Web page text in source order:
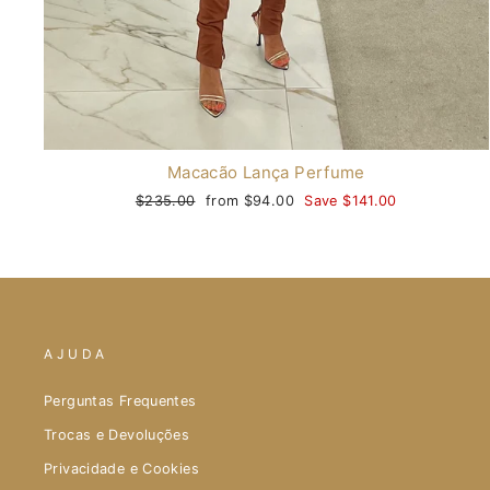
Macacão Lança Perfume
Regular
$235.00
Sale
from $94.00 Save $141.00
AJUDA
Perguntas Frequentes
Trocas e Devoluções
Privacidade e Cookies